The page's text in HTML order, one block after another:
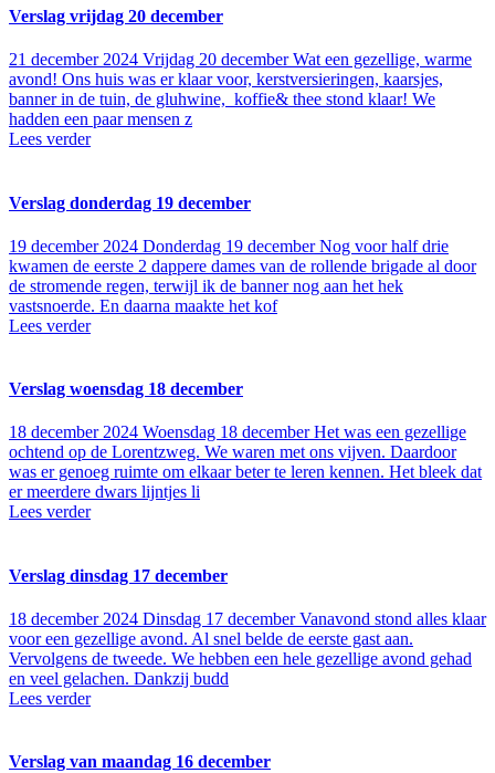
Verslag vrijdag 20 december
21 december 2024 Vrijdag 20 december Wat een gezellige, warme
avond! Ons huis was er klaar voor, kerstversieringen, kaarsjes,
banner in de tuin, de gluhwine, koffie& thee stond klaar! We
hadden een paar mensen z
Lees verder
Verslag donderdag 19 december
19 december 2024 Donderdag 19 december Nog voor half drie
kwamen de eerste 2 dappere dames van de rollende brigade al door
de stromende regen, terwijl ik de banner nog aan het hek
vastsnoerde. En daarna maakte het kof
Lees verder
Verslag woensdag 18 december
18 december 2024 Woensdag 18 december Het was een gezellige
ochtend op de Lorentzweg. We waren met ons vijven. Daardoor
was er genoeg ruimte om elkaar beter te leren kennen. Het bleek dat
er meerdere dwars lijntjes li
Lees verder
Verslag dinsdag 17 december
18 december 2024 Dinsdag 17 december Vanavond stond alles klaar
voor een gezellige avond. Al snel belde de eerste gast aan.
Vervolgens de tweede. We hebben een hele gezellige avond gehad
en veel gelachen. Dankzij budd
Lees verder
Verslag van maandag 16 december